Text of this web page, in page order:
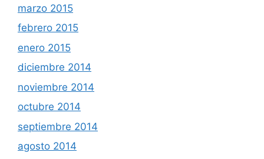
marzo 2015
febrero 2015
enero 2015
diciembre 2014
noviembre 2014
octubre 2014
septiembre 2014
agosto 2014